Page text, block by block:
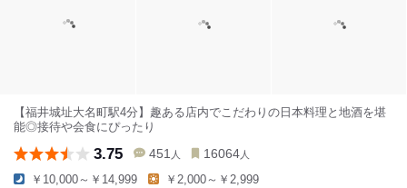
【福井城址大名町駅4分】趣ある店内でこだわりの日本料理と地酒を堪
能◎接待や会食にぴったり
3.75 451 人 16064 人
￥10,000～￥14,999 ￥2,000～￥2,999